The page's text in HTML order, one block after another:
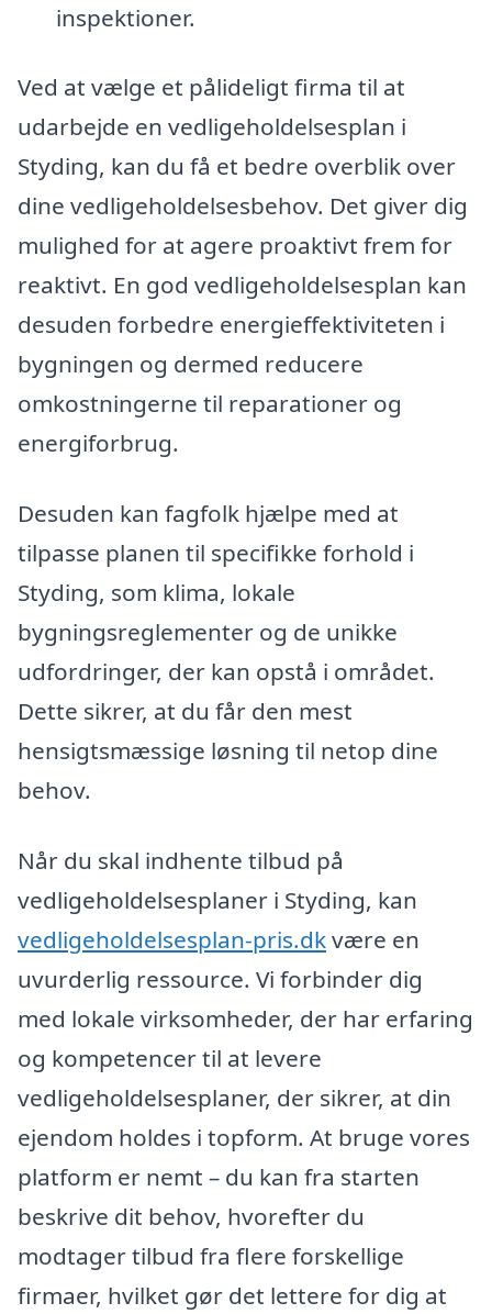
inspektioner.
Ved at vælge et pålideligt firma til at
udarbejde en vedligeholdelsesplan i
Styding, kan du få et bedre overblik over
dine vedligeholdelsesbehov. Det giver dig
mulighed for at agere proaktivt frem for
reaktivt. En god vedligeholdelsesplan kan
desuden forbedre energieffektiviteten i
bygningen og dermed reducere
omkostningerne til reparationer og
energiforbrug.
Desuden kan fagfolk hjælpe med at
tilpasse planen til specifikke forhold i
Styding, som klima, lokale
bygningsreglementer og de unikke
udfordringer, der kan opstå i området.
Dette sikrer, at du får den mest
hensigtsmæssige løsning til netop dine
behov.
Når du skal indhente tilbud på
vedligeholdelsesplaner i Styding, kan
vedligeholdelsesplan-pris.dkvære en
uvurderlig ressource. Vi forbinder dig
med lokale virksomheder, der har erfaring
og kompetencer til at levere
vedligeholdelsesplaner, der sikrer, at din
ejendom holdes i topform. At bruge vores
platform er nemt – du kan fra starten
beskrive dit behov, hvorefter du
modtager tilbud fra flere forskellige
firmaer, hvilket gør det lettere for dig at